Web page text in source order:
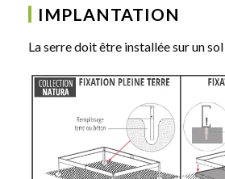
IMPLANTATION
La serre doit être installée sur un